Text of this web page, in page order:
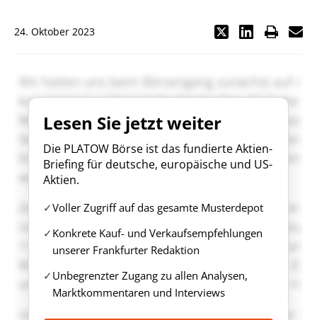
24. Oktober 2023
Lesen Sie jetzt weiter
Die PLATOW Börse ist das fundierte Aktien-
Briefing für deutsche, europäische und US-
Aktien.
Voller Zugriff auf das gesamte Musterdepot
Konkrete Kauf- und Verkaufsempfehlungen
unserer Frankfurter Redaktion
Unbegrenzter Zugang zu allen Analysen,
Marktkommentaren und Interviews